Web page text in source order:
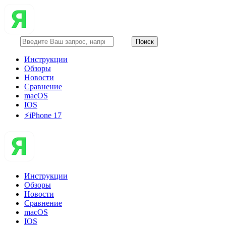
Инструкции
Обзоры
Новости
Сравнение
macOS
IOS
⚡️iPhone 17
Инструкции
Обзоры
Новости
Сравнение
macOS
IOS